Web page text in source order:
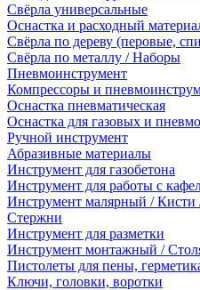
Свёрла универсальные
Оснастка и расходный
Свёрла по дереву (перовые,
Свёрла по металлу / Наборы
Пневмоинструмент
Компрессоры и
Оснастка пневматическая
Оснастка для газовых и
Ручной инструмент
Абразивные материалы
Инструмент для газобетона
Инструмент для работы с
Инструмент малярный /
Стержни
Инструмент для разметки
Инструмент монтажный /
Пистолеты для пены,
Ключи, головки, воротки